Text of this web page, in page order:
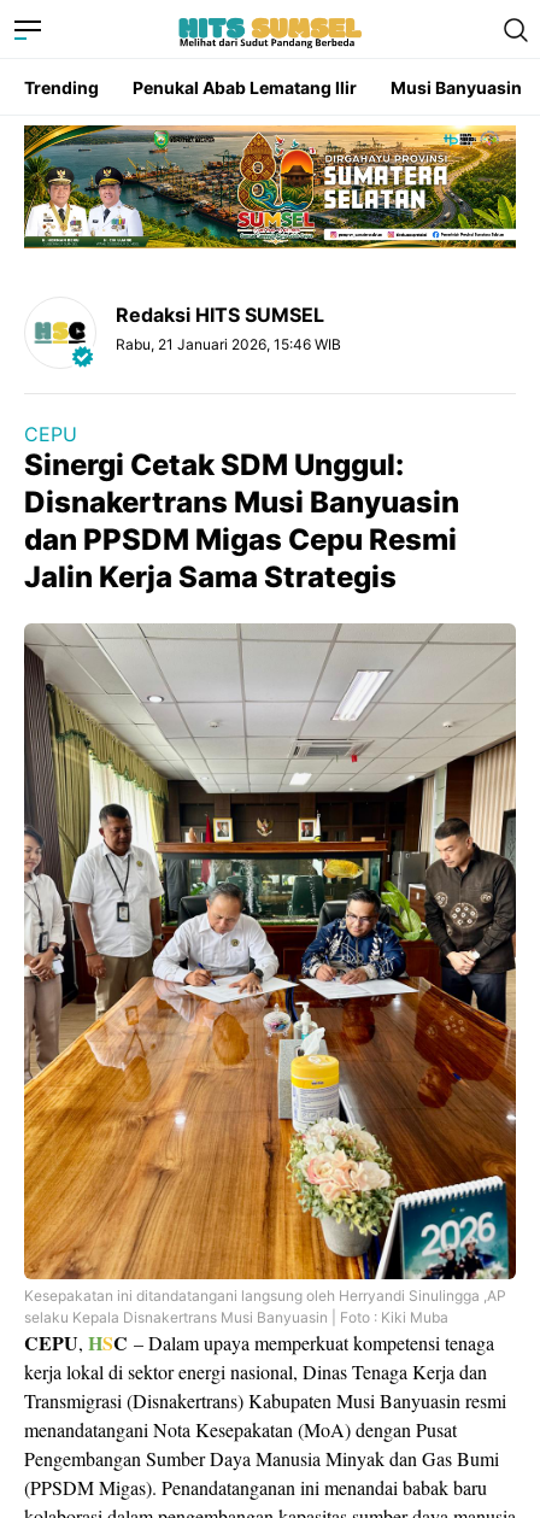
Trending Penukal Abab Lematang Ilir Musi Banyuasin
Redaksi HITS SUMSEL
Rabu, 21 Januari 2026, 15:46 WIB
CEPU
Sinergi Cetak SDM Unggul:
Disnakertrans Musi Banyuasin
dan PPSDM Migas Cepu Resmi
Jalin Kerja Sama Strategis
Kesepakatan ini ditandatangani langsung oleh Herryandi Sinulingga ,AP
selaku Kepala Disnakertrans Musi Banyuasin | Foto : Kiki Muba
CEPU, HSC – Dalam upaya memperkuat kompetensi tenaga
kerja lokal di sektor energi nasional, Dinas Tenaga Kerja dan
Transmigrasi (Disnakertrans) Kabupaten Musi Banyuasin resmi
menandatangani Nota Kesepakatan (MoA) dengan Pusat
Pengembangan Sumber Daya Manusia Minyak dan Gas Bumi
(PPSDM Migas). Penandatanganan ini menandai babak baru